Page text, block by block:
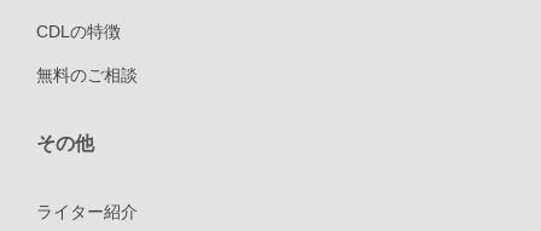
CDLの特徴
無料のご相談
その他
ライター紹介